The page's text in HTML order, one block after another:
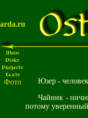
arda.ru
Фото
Юзер -
Чайник -
потому